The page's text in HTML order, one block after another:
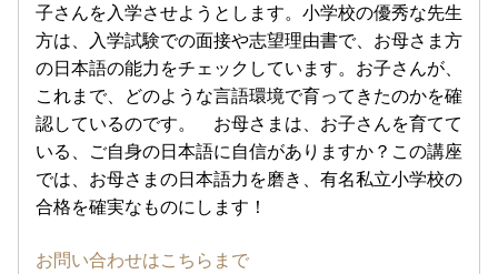
子さんを入学させようとします。小学校の優秀な先生
方は、入学試験での面接や志望理由書で、お母さま方
の日本語の能力をチェックしています。お子さんが、
これまで、どのような言語環境で育ってきたのかを確
認しているのです。 お母さまは、お子さんを育てて
いる、ご自身の日本語に自信がありますか？この講座
では、お母さまの日本語力を磨き、有名私立小学校の
合格を確実なものにします！
お問い合わせはこちらまで